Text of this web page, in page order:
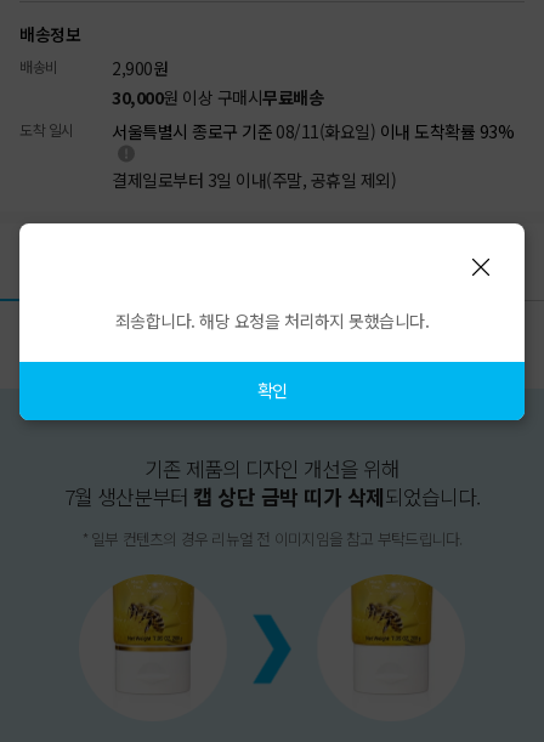
배송정보
배송비 2,900원
30,000원 이상 구매시무료배송
도착 일시 서울특별시 종로구 기준 08/11(화요일) 이내 도착확률 93%
결제일로부터 3일 이내(주말, 공휴일 제외)
반품/교환
기존 제품의 디자인 개선을 위해
7월 생산분부터 캡 상단 금박 띠가 삭제되었습니다.
* 일부 컨텐츠의 경우 리뉴얼 전 이미지임을 참고 부탁드립니다.
죄송합니다. 해당 요청을 처리하지 못했습니다.
확인